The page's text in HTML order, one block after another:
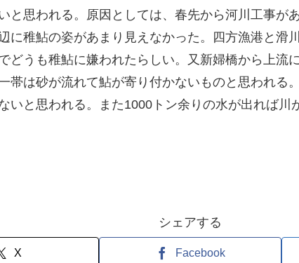
と思われる。原因としては、春先から河川工事が
に稚鮎の姿があまり見えなかった。四方漁港と滑
どうも稚鮎に嫌われたらしい。又新婦橋から上流
帯は砂が流れて鮎が寄り付かないものと思われる
いと思われる。また1000トン余りの水が出れば川
シェアする
X Facebook